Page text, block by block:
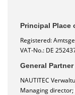
Principal Place
Registered:
VAT-No.: DE
General Partner
NAUTITEC
Managing